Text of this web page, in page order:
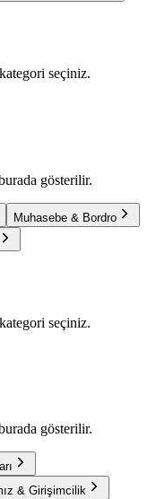
seçiniz.
gösterilir.
Muhasebe & Bordro
seçiniz.
gösterilir.
& Girişimcilik